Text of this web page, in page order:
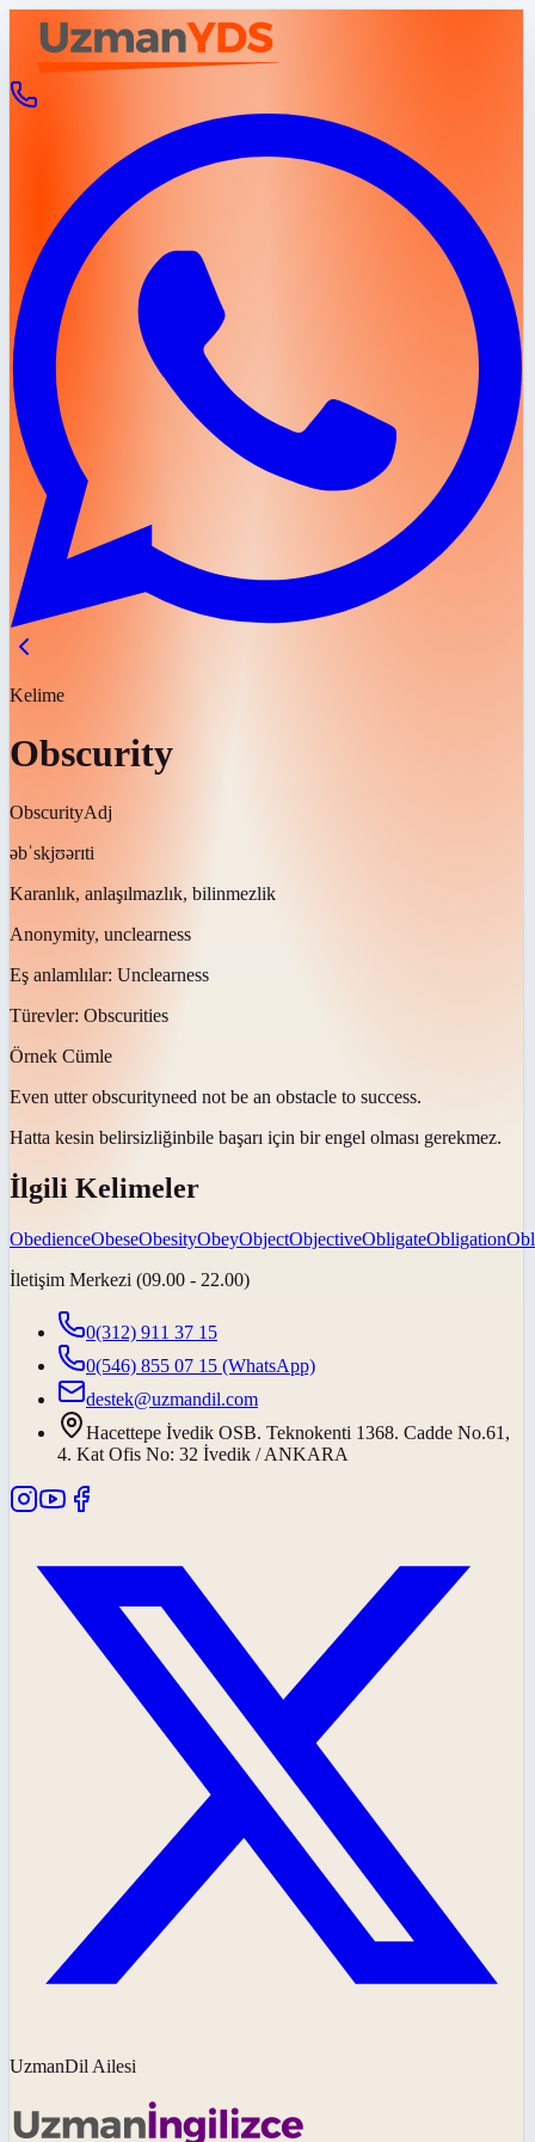
Kelime
Obscurity
ObscurityAdj
əbˈskjʊərɪti
Karanlık, anlaşılmazlık, bilinmezlik
Anonymity, unclearness
Eş anlamlılar: Unclearness
Türevler: Obscurities
Örnek Cümle
Even utter obscurityneed not be an obstacle to success.
Hatta kesin belirsizliğinbile başarı için bir engel olması gerekmez.
İlgili Kelimeler
ObedienceObeseObesityObeyObjectObjectiveObligateObligation
İletişim Merkezi (09.00 - 22.00)
0(312) 911 37 15
0(546) 855 07 15 (WhatsApp)
destek@uzmandil.com
Hacettepe İvedik OSB. Teknokenti 1368. Cadde No.61,
4. Kat Ofis No: 32 İvedik / ANKARA
UzmanDil Ailesi